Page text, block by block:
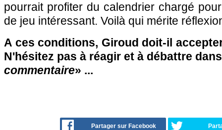
pourrait profiter du calendrier chargé
de jeu intéressant. Voilà qui mérite
A ces conditions, Giroud doit-il
N'hésitez pas à réagir et à débattre
commentaire» ...
Partager sur Facebook